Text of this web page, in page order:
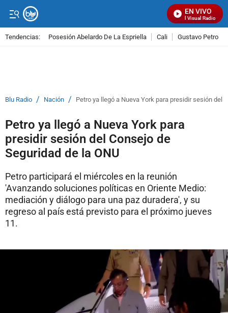
EN VIVO
Señal Visual Radio
Tendencias: Posesión Abelardo De La Espriella Cali Gustavo Petro
Blu Radio / Nación / Petro ya llegó a Nueva York para presidir sesión del
Petro ya llegó a Nueva York para
presidir sesión del Consejo de
Seguridad de la ONU
Petro participará el miércoles en la reunión
'Avanzando soluciones políticas en Oriente Medio:
mediación y diálogo para una paz duradera', y su
regreso al país está previsto para el próximo jueves
11.